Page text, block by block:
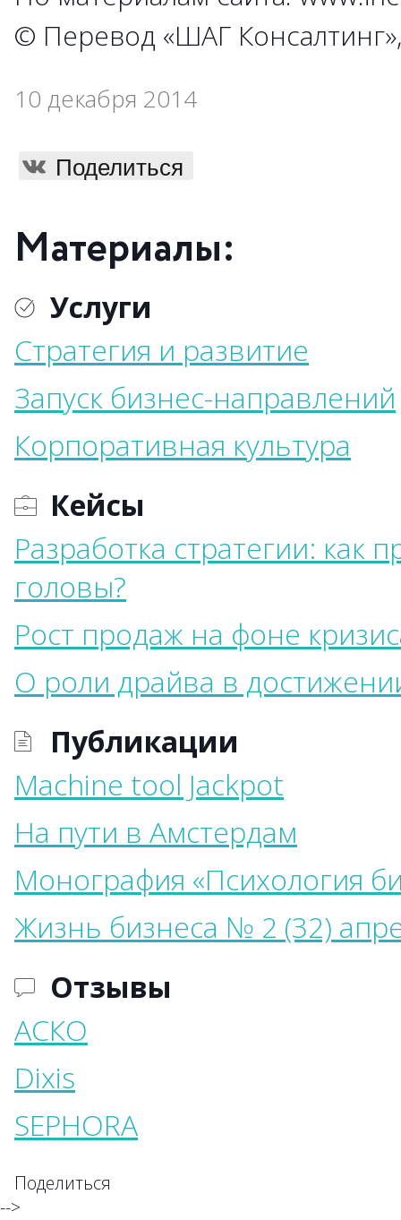
© Перевод «ШАГ
10 декабря 2014
Поделиться
Материалы:
Услуги
Стратегия и развитие
Запуск бизнес-направлений
Корпоративная культура
Кейсы
Разработка стратегии: как
головы?
Рост продаж на фоне
О роли драйва в
Публикации
Machine tool Jackpot
На пути в Амстердам
Монография «Психология
Жизнь бизнеса № 2 (32)
Отзывы
АСКО
Dixis
SEPHORA
Поделиться
-->